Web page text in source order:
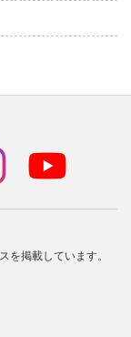
を掲載しています。